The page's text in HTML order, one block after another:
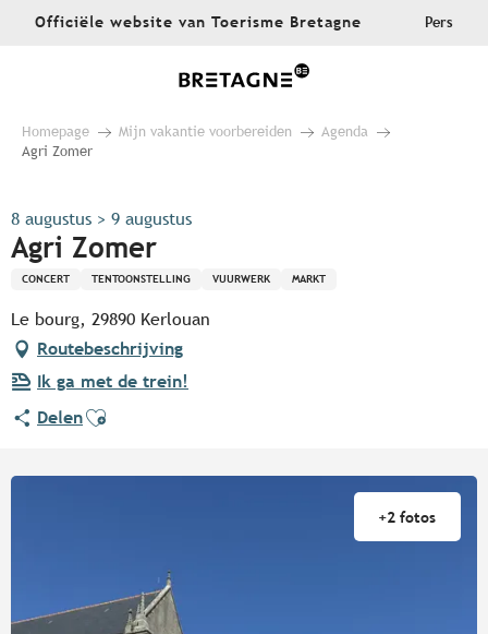
AllerOfficiële website van Toerisme Bretagne Pers
Homepage Mijn vakantie voorbereiden
Agenda
Agri Zomer
8 augustus > 9 augustus
Agri Zomer
CONCERT TENTOONSTELLING VUURWERK MARKT
Le bourg, 29890 Kerlouan
Routebeschrijving
Ik ga met de trein!
DelenAjouter aux favoris
+2 fotos